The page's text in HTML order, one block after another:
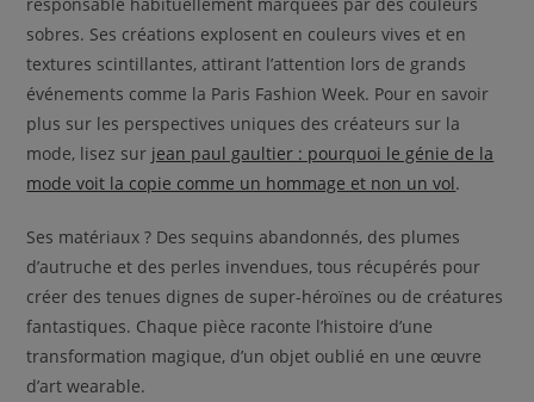
sobres. Ses créations explosent en couleurs vives et en
textures scintillantes, attirant l’attention lors de grands
événements comme la Paris Fashion Week. Pour en savoir
plus sur les perspectives uniques des créateurs sur la
mode, lisez sur jean paul gaultier : pourquoi le génie de la
mode voit la copie comme un hommage et non un vol.
Ses matériaux ? Des sequins abandonnés, des plumes
d’autruche et des perles invendues, tous récupérés pour
créer des tenues dignes de super-héroïnes ou de créatures
fantastiques. Chaque pièce raconte l’histoire d’une
transformation magique, d’un objet oublié en une œuvre
d’art wearable.